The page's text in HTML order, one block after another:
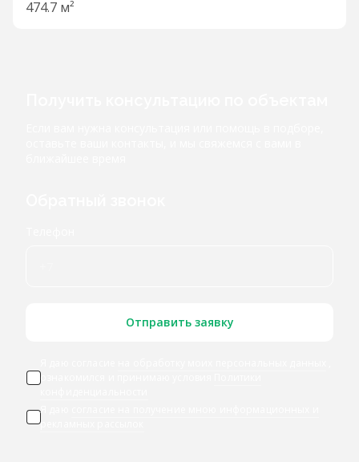
474.7 м²
Отправить заявку
ознакомился и принимаю условия
Я даю
рекламных рассылок